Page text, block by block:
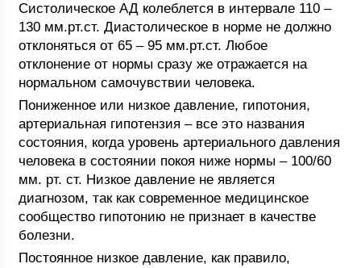
Систолическое АД колеблется в интервале 110 –
130 мм.рт.ст. Диастолическое в норме не должно
отклоняться от 65 – 95 мм.рт.ст. Любое
отклонение от нормы сразу же отражается на
нормальном самочувствии человека.
Пониженное или низкое давление, гипотония,
артериальная гипотензия – все это названия
состояния, когда уровень артериального давления
человека в состоянии покоя ниже нормы – 100/60
мм. рт. ст. Низкое давление не является
диагнозом, так как современное медицинское
сообщество гипотонию не признает в качестве
болезни.
Постоянное низкое давление, как правило,